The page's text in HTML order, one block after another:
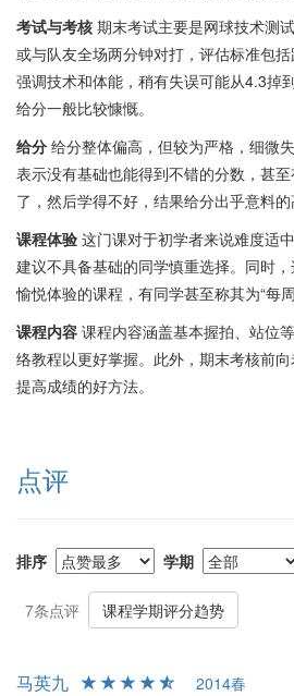
考试与考核 期末考试主要是网球技术测
或与队友全场两分钟对打，评估标准包
强调技术和体能，稍有失误可能从4.3掉
给分一般比较慷慨。
给分 给分整体偏高，但较为严格，细微
表示没有基础也能得到不错的分数，甚
了，然后学得不好，结果给分出乎意料的
课程体验 这门课对于初学者来说难度适
建议不具备基础的同学慎重选择。同时
愉悦体验的课程，有同学甚至称其为“每周
课程内容 课程内容涵盖基本握拍、站位
络教程以更好掌握。此外，期末考核前
提高成绩的好方法。
点评
排序 学期
7条点评 课程学期评分趋势
马英九
2014春